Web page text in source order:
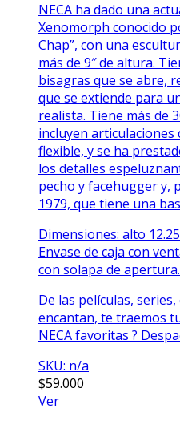
NECA ha dado una
Xenomorph conocido
Chap”, con una
más de 9″ de altura.
bisagras que se abre,
que se extiende para
realista. Tiene más de
incluyen articulaciones
flexible, y se ha
los detalles
pecho y facehugger y,
1979, que tiene una
Dimensiones: alto
Envase de caja con
con solapa de apertura.
De las películas,
encantan, te traemos
NECA favoritas ?
SKU: n/a
$59.000
Ver